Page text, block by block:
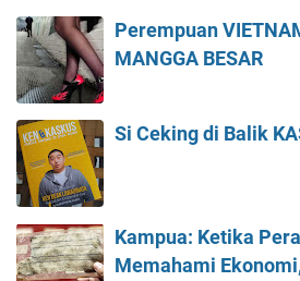
Perempuan
MANGGA BESAR
Si Ceking di Balik
Kampua: Ketika
Memahami